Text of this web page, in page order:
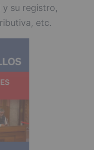
y su registro,
etc.